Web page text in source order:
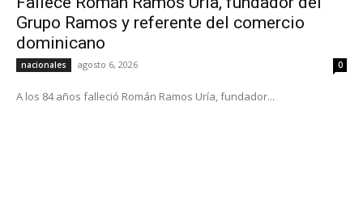
Grupo Ramos y referente del comercio
dominicano
nacionales agosto 6, 2026 0
A los 84 años falleció Román Ramos Uría, fundador...